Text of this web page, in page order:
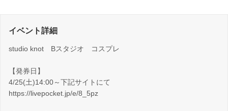
イベント詳細
studio knot Bスタジオ コスプレ
【発券日】
4/25(土)14:00～下記サイトにて
https://livepocket.jp/e/8_5pz